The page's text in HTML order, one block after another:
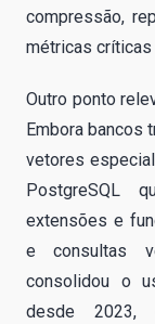
compressão,
métricas críticas
Outro ponto
Embora bancos
vetores
PostgreSQL
extensões e
e consultas
consolidou o
desde 2023,